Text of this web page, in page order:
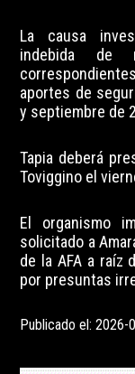
La causa
indebida de
aportes de
y septiembre de
Tapia deberá
Toviggino el
El organismo
solicitado a
de la AFA a raíz
por presuntas
Publicado el: 2026-